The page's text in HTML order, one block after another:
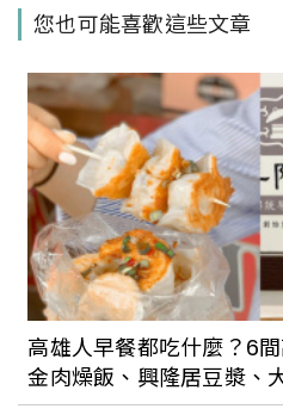
有「鰻料理江
本京都鰻魚專
台北民生社區
從品牌識別展
從味覺拓展至
重新定義
「NAGOMI
女將文化，讓
您也可能喜歡這些文章
高雄人早餐都吃什麼？6
金肉燥飯、興隆居豆漿、